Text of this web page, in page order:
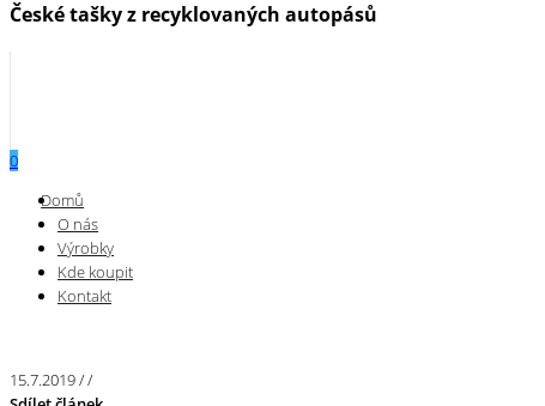
České tašky z recyklovaných autopásů
0
Domů
O nás
Výrobky
Kde koupit
Kontakt
15.7.2019//